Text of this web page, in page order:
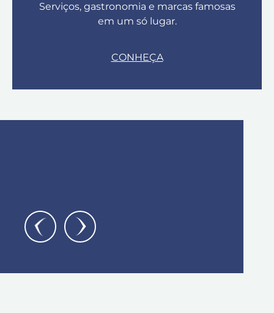
Serviços, gastronomia e marcas famosas
em um só lugar.
CONHEÇA